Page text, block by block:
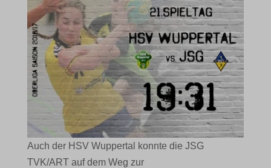
Auch der HSV Wuppertal konnte die JSG
TVK/ART auf dem Weg zur